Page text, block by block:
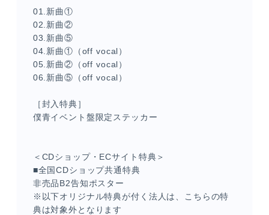
01.新曲①
02.新曲②
03.新曲⑤
04.新曲①（off vocal）
05.新曲②（off vocal）
06.新曲⑤（off vocal）
［封入特典］
僕青イベント盤限定ステッカー
＜CDショップ・ECサイト特典＞
■全国CDショップ共通特典
非売品B2告知ポスター
※以下オリジナル特典が付く法人は、こちらの特
典は対象外となります